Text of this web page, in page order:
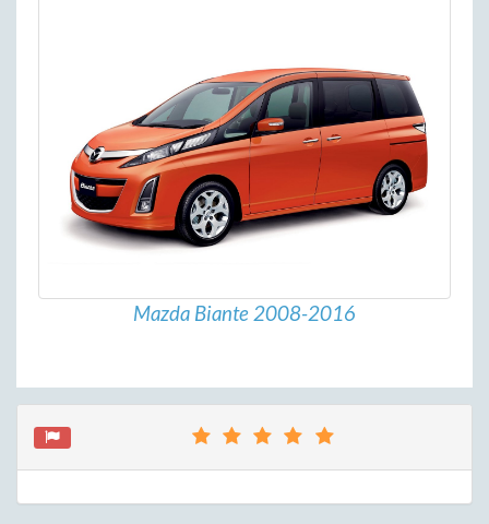
Mazda Biante 2008-2016